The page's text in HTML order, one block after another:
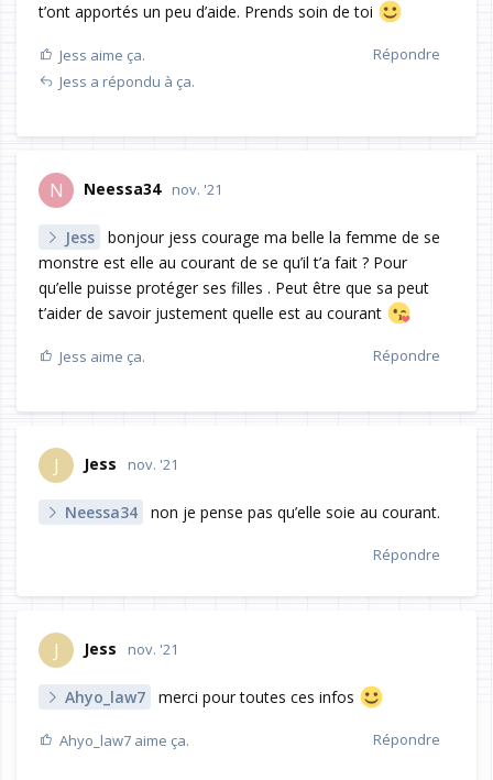
t’ont apportés un peu d’aide. Prends soin de toi
Répondre
Jess aime ça.
Jess a répondu à ça.
N Neessa34 nov. '21
Jess
bonjour jess courage ma belle la femme de se
monstre est elle au courant de se qu’il t’a fait ? Pour
qu’elle puisse protéger ses filles . Peut être que sa peut
t’aider de savoir justement quelle est au courant
Répondre
Jess aime ça.
J Jess nov. '21
Neessa34 non je pense pas qu’elle soie au courant.
Répondre
J Jess nov. '21
Ahyo_law7 merci pour toutes ces infos
Répondre
Ahyo_law7 aime ça.